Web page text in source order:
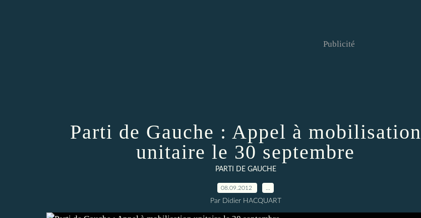
Publicité
Parti de Gauche : Appel à mobilisation
unitaire le 30 septembre
PARTI DE GAUCHE
08.09.2012
Par Didier HACQUART